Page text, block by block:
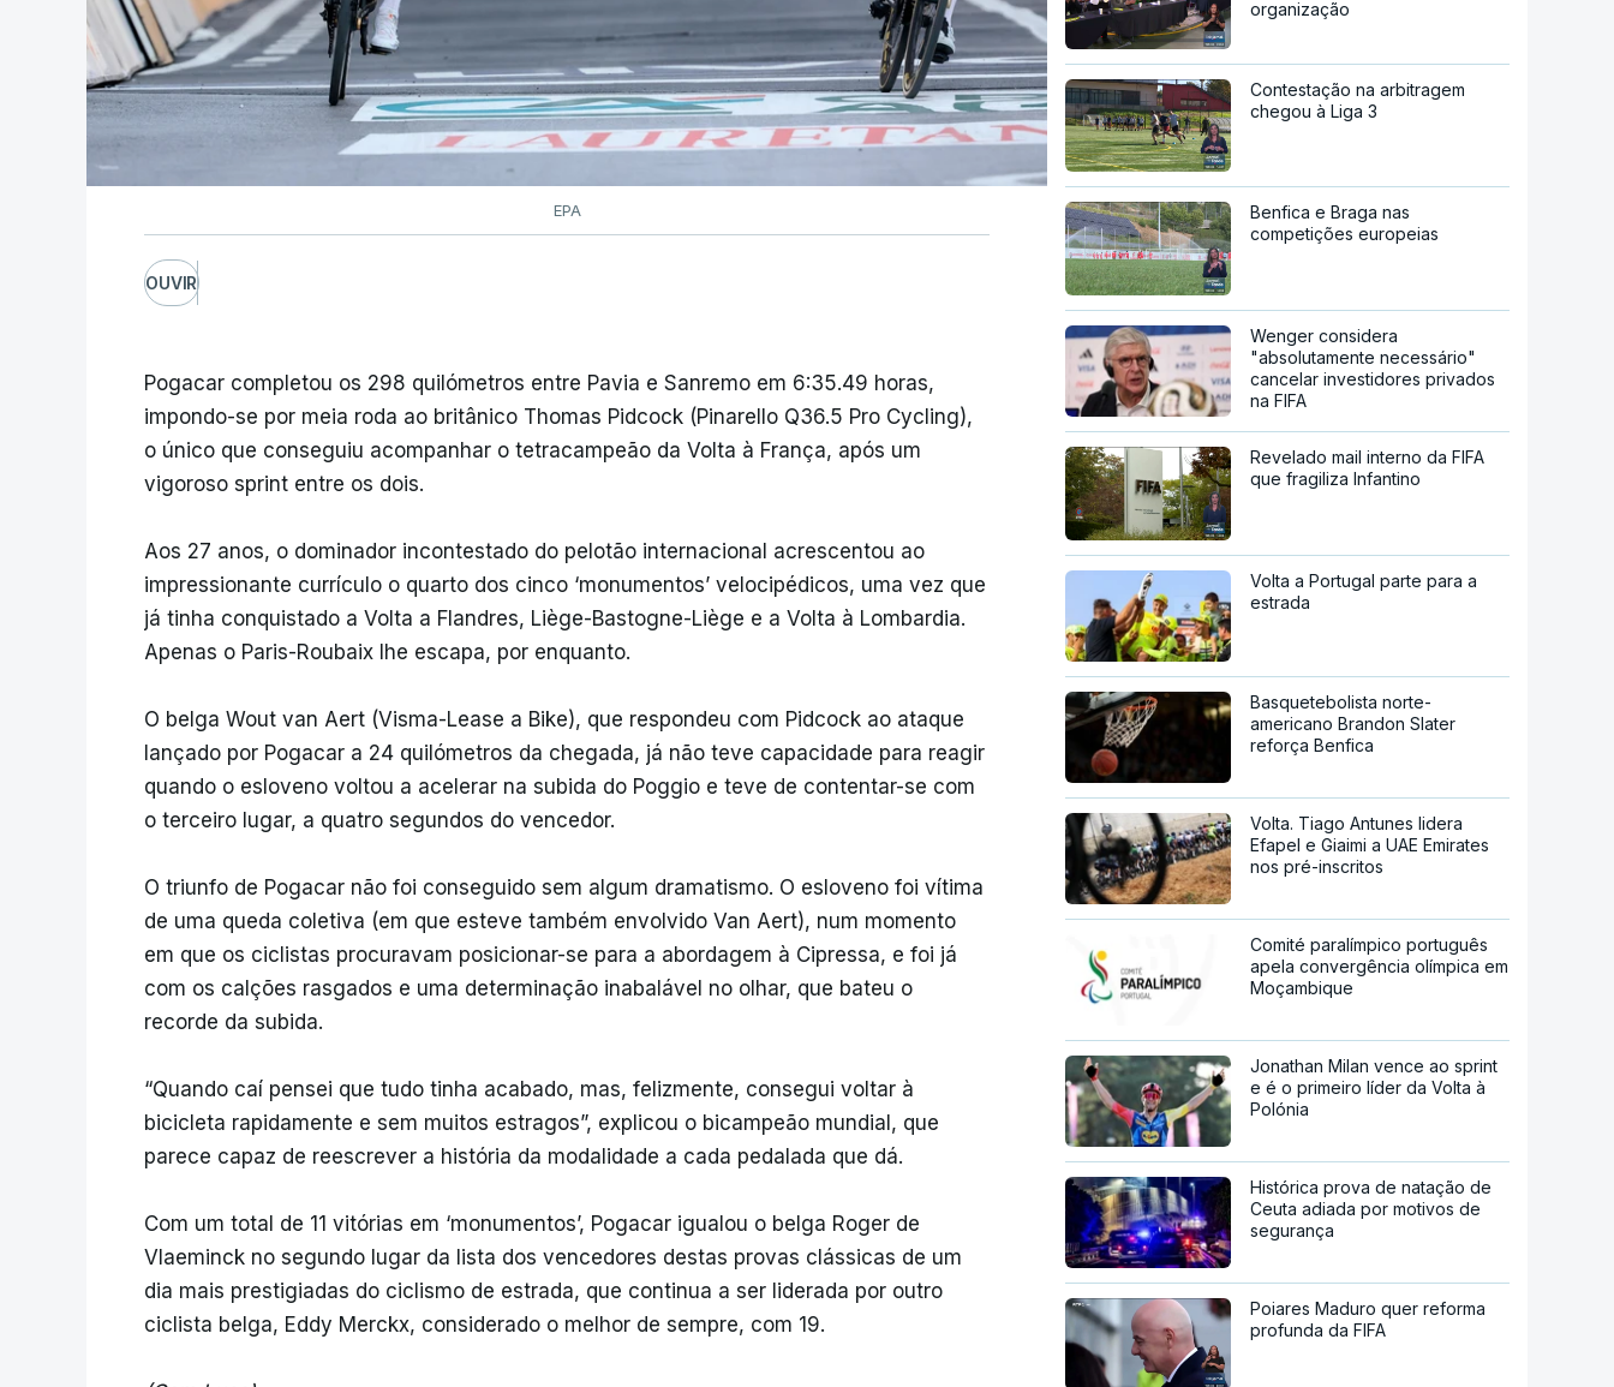
EPA
OUVIR
Pogacar completou os 298 quilómetros entre Pavia e Sanremo em 6:35.49 horas,
impondo-se por meia roda ao britânico Thomas Pidcock (Pinarello Q36.5 Pro Cycling),
o único que conseguiu acompanhar o tetracampeão da Volta à França, após um
vigoroso sprint entre os dois.
Aos 27 anos, o dominador incontestado do pelotão internacional acrescentou ao
impressionante currículo o quarto dos cinco ‘monumentos’ velocipédicos, uma vez que
já tinha conquistado a Volta a Flandres, Liège-Bastogne-Liège e a Volta à Lombardia.
Apenas o Paris-Roubaix lhe escapa, por enquanto.
O belga Wout van Aert (Visma-Lease a Bike), que respondeu com Pidcock ao ataque
lançado por Pogacar a 24 quilómetros da chegada, já não teve capacidade para reagir
quando o esloveno voltou a acelerar na subida do Poggio e teve de contentar-se com
o terceiro lugar, a quatro segundos do vencedor.
O triunfo de Pogacar não foi conseguido sem algum dramatismo. O esloveno foi vítima
de uma queda coletiva (em que esteve também envolvido Van Aert), num momento
em que os ciclistas procuravam posicionar-se para a abordagem à Cipressa, e foi já
com os calções rasgados e uma determinação inabalável no olhar, que bateu o
recorde da subida.
“Quando caí pensei que tudo tinha acabado, mas, felizmente, consegui voltar à
bicicleta rapidamente e sem muitos estragos”, explicou o bicampeão mundial, que
parece capaz de reescrever a história da modalidade a cada pedalada que dá.
Com um total de 11 vitórias em ‘monumentos’, Pogacar igualou o belga Roger de
Vlaeminck no segundo lugar da lista dos vencedores destas provas clássicas de um
dia mais prestigiadas do ciclismo de estrada, que continua a ser liderada por outro
ciclista belga, Eddy Merckx, considerado o melhor de sempre, com 19.
organização
Contestação na arbitragem
chegou à Liga 3
Benfica e Braga nas
competições europeias
Wenger considera
"absolutamente necessário"
cancelar investidores privados
na FIFA
Revelado mail interno da FIFA
que fragiliza Infantino
Volta a Portugal parte para a
estrada
Basquetebolista norte-
americano Brandon Slater
reforça Benfica
Volta. Tiago Antunes lidera
Efapel e Giaimi a UAE Emirates
nos pré-inscritos
Comité paralímpico português
apela convergência olímpica em
Moçambique
Jonathan Milan vence ao sprint
e é o primeiro líder da Volta à
Polónia
Histórica prova de natação de
Ceuta adiada por motivos de
segurança
Poiares Maduro quer reforma
profunda da FIFA